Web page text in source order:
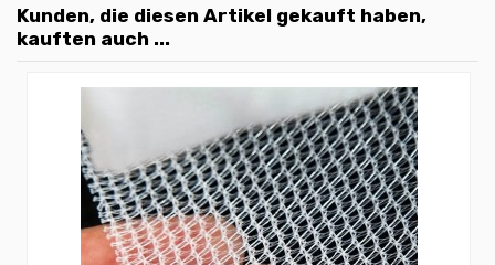
Kunden, die diesen Artikel gekauft haben,
kauften auch ...